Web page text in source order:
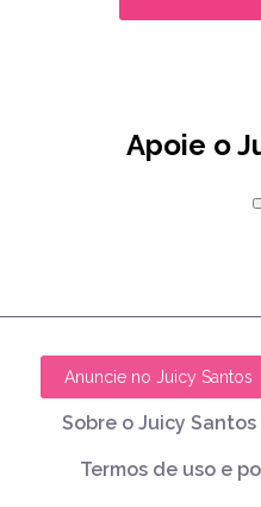
Apoie o
Anuncie no Juicy Santos
Sobre o Juicy Santos
Termos de uso e